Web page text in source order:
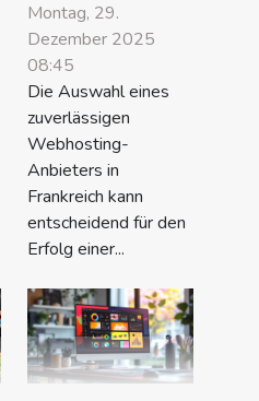
Montag, 29.
Dezember 2025
08:45
Die Auswahl eines
zuverlässigen
Webhosting-
Anbieters in
Frankreich kann
entscheidend für den
Erfolg einer...